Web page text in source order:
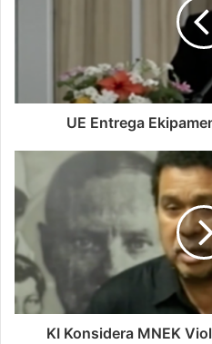
UE Entrega
KI Konsidera MNEK